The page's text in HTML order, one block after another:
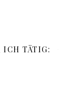
ICH TÄTIG: